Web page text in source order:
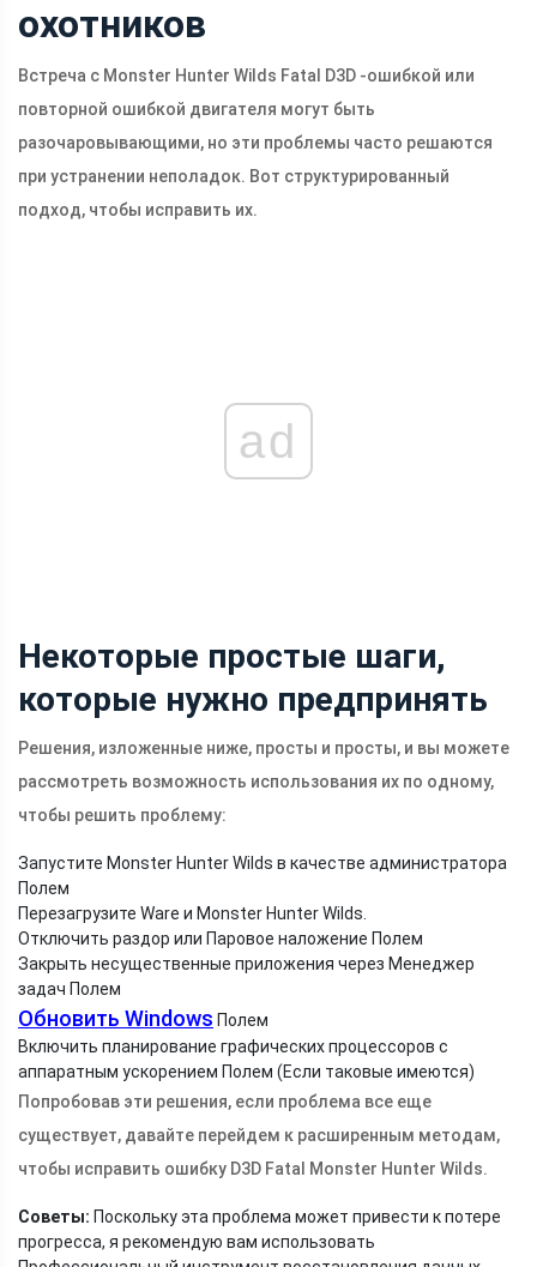
охотников
Встреча с Monster Hunter Wilds Fatal D3D -ошибкой или
повторной ошибкой двигателя могут быть
разочаровывающими, но эти проблемы часто решаются
при устранении неполадок. Вот структурированный
подход, чтобы исправить их.
ad
Некоторые простые шаги,
которые нужно предпринять
Решения, изложенные ниже, просты и просты, и вы можете
рассмотреть возможность использования их по одному,
чтобы решить проблему:
Запустите Monster Hunter Wilds в качестве администратора
Полем
Перезагрузите Ware и Monster Hunter Wilds.
Отключить раздор или Паровое наложение Полем
Закрыть несущественные приложения через Менеджер
задач Полем
Обновить Windows Полем
Включить планирование графических процессоров с
аппаратным ускорением Полем (Если таковые имеются)
Попробовав эти решения, если проблема все еще
существует, давайте перейдем к расширенным методам,
чтобы исправить ошибку D3D Fatal Monster Hunter Wilds.
Советы: Поскольку эта проблема может привести к потере
прогресса, я рекомендую вам использовать